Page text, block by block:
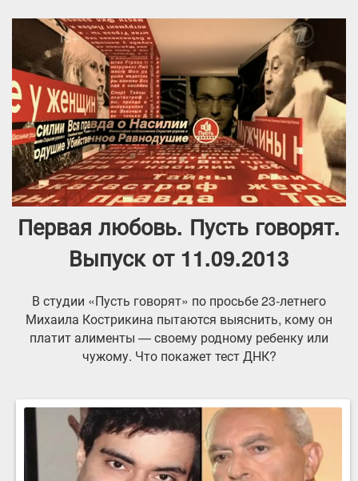
Первая любовь. Пусть говорят.
Выпуск от 11.09.2013
В студии «Пусть говорят» по просьбе 23-летнего
Михаила Кострикина пытаются выяснить, кому он
платит алименты — своему родному ребенку или
чужому. Что покажет тест ДНК?